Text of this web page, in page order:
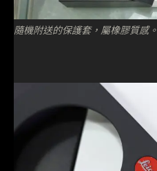
隨機附送的保護套，屬橡膠質感。